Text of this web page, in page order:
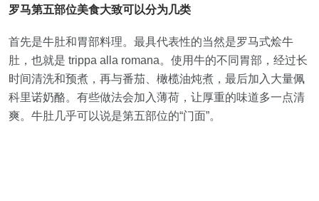
罗马第五部位美食大致可以分为几类
首先是牛肚和胃部料理。最具代表性的当然是罗马式烩牛
肚，也就是 trippa alla romana。使用牛的不同胃部，经过长
时间清洗和预煮，再与番茄、橄榄油炖煮，最后加入大量佩
科里诺奶酪。有些做法会加入薄荷，让厚重的味道多一点清
爽。牛肚几乎可以说是第五部位的“门面”。